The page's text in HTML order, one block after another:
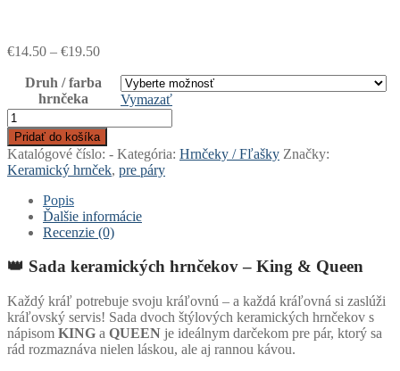
€14.50 – €19.50Price
€14.50
through
€19.50
Druh / farba
hrnčeka
Vymazať
množstvo
Keramické
hrnčeky
2ks
-
King
Queen
Pridať do košíka
Katalógové číslo: - Kategória: Hrnčeky / Fľašky Značky:
Keramický hrnček, pre páry
Popis
Ďalšie informácie
Recenzie (0)
👑 Sada keramických hrnčekov – King & Queen
Každý kráľ potrebuje svoju kráľovnú – a každá kráľovná si zaslúži
kráľovský servis! Sada dvoch štýlových keramických hrnčekov s
nápisom KING a QUEEN je ideálnym darčekom pre pár, ktorý sa
rád rozmaznáva nielen láskou, ale aj rannou kávou.